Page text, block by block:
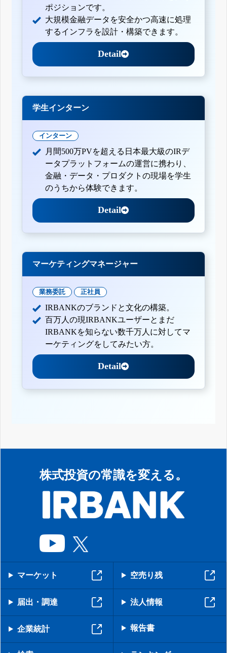
ポジションです。
大規模金融データを安全かつ高速に処理
するインフラを設計・構築できます。
Detail
学生インターン
インターン
月間500万PVを超える日本最大級のIRデ
ータプラットフォームの運営に携わり、
金融・データ・プロダクトの現場を学生
のうちから体験できます。
Detail
マーケティングマネージャー
業務委託 正社員
IRBANKのブランドと文化の構築。
百万人の現IRBANKユーザーとまだ
IRBANKを知らない数千万人に対してマ
ーケティングをしてみたい方。
Detail
株式投資の常識を変える。
マーケット 空売り残
届出・調達 法人情報
企業統計 報告書